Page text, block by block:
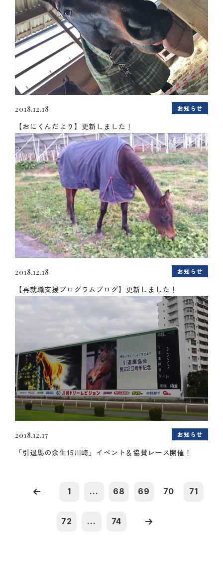
2018.12.18 お知らせ
【おにくんだより】更新しました！
2018.12.18 お知らせ
【再就職支援プログラムブログ】更新しました！
2018.12.17 お知らせ
「引退馬の余生15川崎」イベント＆協賛レース開催！
1 ... 68 69 70 71
72 ... 74